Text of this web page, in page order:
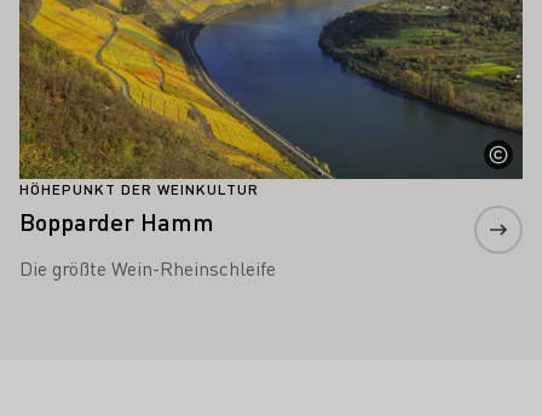
HÖHEPUNKT DER WEINKULTUR
Bopparder Hamm
Die größte Wein-Rheinschleife